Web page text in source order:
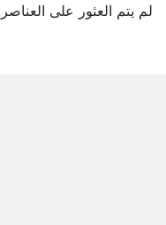
لم يتم العثور على